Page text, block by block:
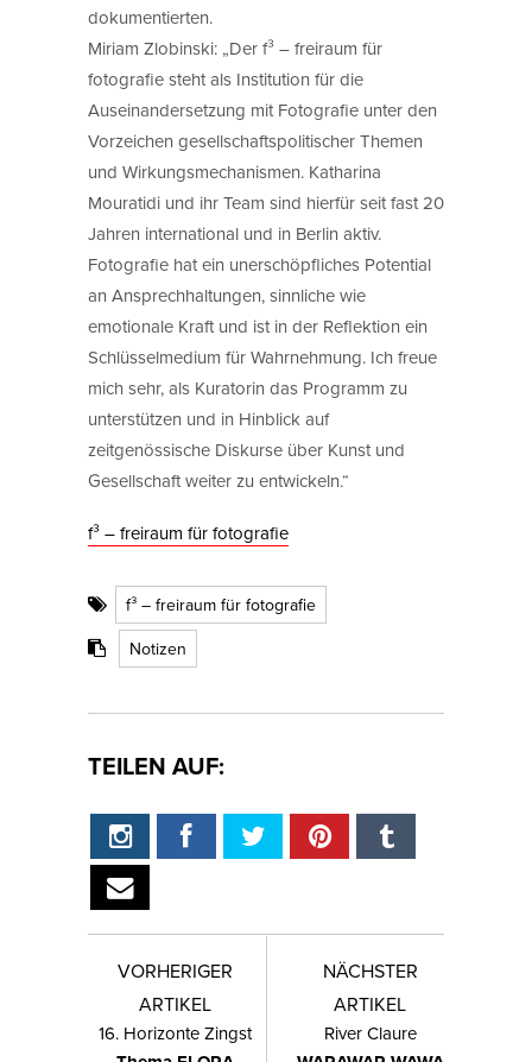
dokumentierten.
Miriam Zlobinski: „Der f³ – freiraum für
fotografie steht als Institution für die
Auseinandersetzung mit Fotografie unter den
Vorzeichen gesellschaftspolitischer Themen
und Wirkungsmechanismen. Katharina
Mouratidi und ihr Team sind hierfür seit fast 20
Jahren international und in Berlin aktiv.
Fotografie hat ein unerschöpfliches Potential
an Ansprechhaltungen, sinnliche wie
emotionale Kraft und ist in der Reflektion ein
Schlüsselmedium für Wahrnehmung. Ich freue
mich sehr, als Kuratorin das Programm zu
unterstützen und in Hinblick auf
zeitgenössische Diskurse über Kunst und
Gesellschaft weiter zu entwickeln.“
f³ – freiraum für fotografie
f³ – freiraum für fotografie
Notizen
TEILEN AUF:
VORHERIGER
ARTIKEL
16. Horizonte Zingst
NÄCHSTER
ARTIKEL
River Claure